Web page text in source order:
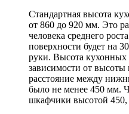
Стандартная высота
от 860 до 920 мм. Это
человека среднего
поверхности будет на
руки. Высота кухонных
зависимости от высоты
расстояние между
было не менее 450 мм.
шкафчики высотой